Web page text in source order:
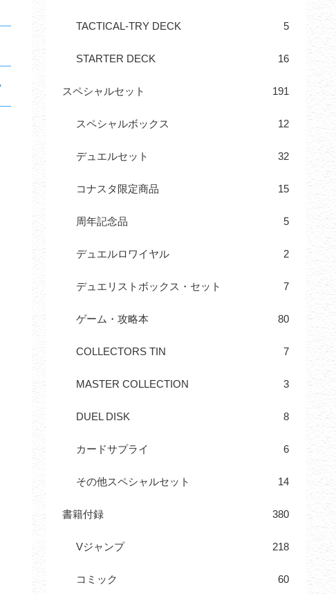
TACTICAL-TRY DECK 5
STARTER DECK 16
スペシャルセット 191
スペシャルボックス 12
デュエルセット 32
コナスタ限定商品 15
周年記念品 5
デュエルロワイヤル 2
デュエリストボックス・セット 7
ゲーム・攻略本 80
COLLECTORS TIN 7
MASTER COLLECTION 3
DUEL DISK 8
カードサプライ 6
その他スペシャルセット 14
書籍付録 380
Vジャンプ 218
コミック 60